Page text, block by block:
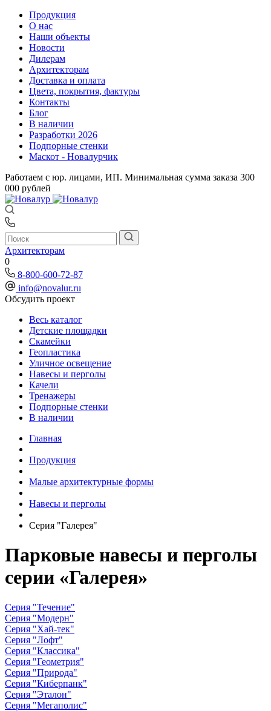
Продукция
О нас
Наши объекты
Новости
Дилерам
Архитекторам
Доставка и оплата
Цвета, покрытия, фактуры
Контакты
Блог
В наличии
Разработки 2026
Подпорные стенки
Маскот - Новалурчик
Работаем с юр. лицами, ИП. Минимальная сумма заказа 300
000 рублей
Архитекторам
0
8-800-600-72-87
info@novalur.ru
Обсудить проект
Весь каталог
Детские площадки
Скамейки
Геопластика
Уличное освещение
Навесы и перголы
Качели
Тренажеры
Подпорные стенки
В наличии
Главная
Продукция
Малые архитектурные формы
Навесы и перголы
Серия "Галерея"
Парковые навесы и перголы
серии «Галерея»
Серия "Течение"
Серия "Модерн"
Серия "Хай-тек"
Серия "Лофт"
Серия "Классика"
Серия "Геометрия"
Серия "Природа"
Серия "Киберпанк"
Серия "Эталон"
Серия "Мегаполис"